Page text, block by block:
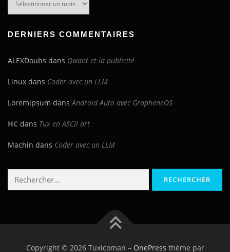
DERNIERS COMMENTAIRES
ALEXDoubs dans Qwant et la publicité
Linux dans Coder avec un LLM
Loremipsum dansAndroid Auto avec GrapheneOS
HC dans Tux en ASCII art
Machin dans Coder avec un LLM
Rechercher :
Copyright © 2026 Tuxicoman – OnePress thème par